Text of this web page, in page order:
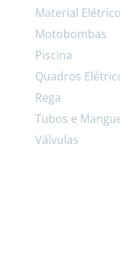
Material Elétrico
Motobombas
Piscina
Quadros
Rega
Tubos e
Válvulas